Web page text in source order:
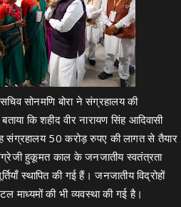
सोनमणि बोरा ने संग्रहालय की
कि शहीद वीर नारायण सिंह आदिवासी
संग्रहालय 50 करोड़ रुपए की लागत से तैयार
हुकूमत काल के जनजातीय स्वतंत्रता
स्थापित की गई हैं। जनजातीय विद्रोहों
माध्यमों की भी व्यवस्था की गई है।